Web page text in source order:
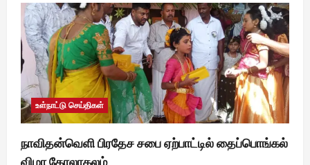
உள்நாட்டு செய்திகள்
நாவிதன்வெளி பிரதேச சபை ஏற்பாட்டில் தைப்பொங்கல்